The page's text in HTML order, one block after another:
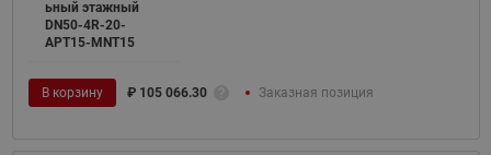
ьный этажный
DN50-4R-20-
APT15-MNT15
В корзину ₽ 105 066.30 Заказная позиция